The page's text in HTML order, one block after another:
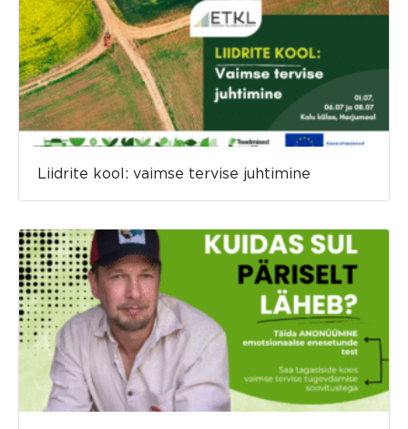
Liidrite kool: vaimse tervise juhtimine